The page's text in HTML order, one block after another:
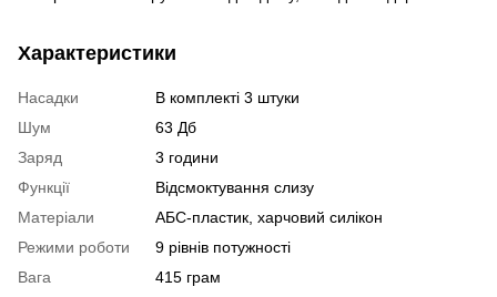
Характеристики
Насадки
В комплекті 3 штуки
Шум
63 Дб
Заряд
3 години
Функції
Відсмоктування слизу
Матеріали
АБС-пластик, харчовий силікон
Режими роботи
9 рівнів потужності
Вага
415 грам